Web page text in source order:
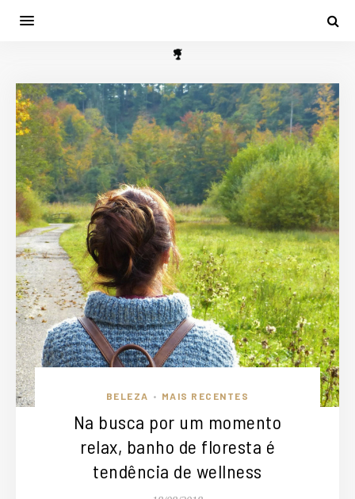
BELEZA • MAIS RECENTES
Na busca por um momento
relax, banho de floresta é
tendência de wellness